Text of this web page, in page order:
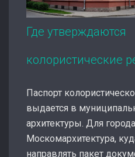
Где утверждаются
колористические
Паспорт
выдается в
архитектуры. Для
Москомархитектура,
направлять пакет